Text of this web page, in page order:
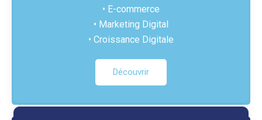
• E-commerce
• Marketing Digital
• Croissance Digitale
Découvrir